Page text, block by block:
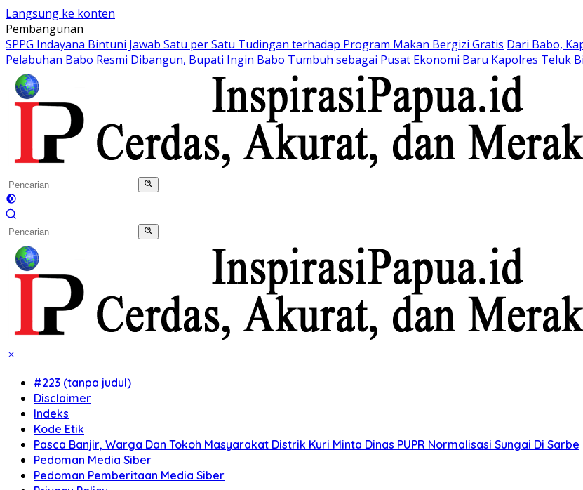
Langsung ke konten
Pembangunan
SPPG Indayana Bintuni Jawab Satu per Satu Tudingan terhadap Program Makan Bergizi Gratis Dari Babo,
Pelabuhan Babo Resmi Dibangun, Bupati Ingin Babo Tumbuh sebagai Pusat Ekonomi Baru Kapolres Teluk
#223 (tanpa judul)
Disclaimer
Indeks
Kode Etik
Pasca Banjir, Warga Dan Tokoh Masyarakat Distrik Kuri Minta Dinas PUPR Normalisasi Sungai Di Sarbe
Pedoman Media Siber
Pedoman Pemberitaan Media Siber